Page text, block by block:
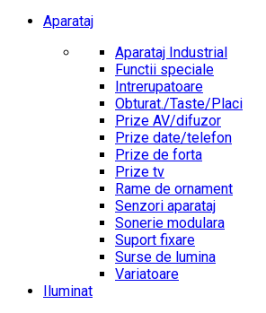
Aparataj
Aparataj Industrial
Functii speciale
Intrerupatoare
Obturat./Taste/Placi
Prize AV/difuzor
Prize date/telefon
Prize de forta
Prize tv
Rame de ornament
Senzori aparataj
Sonerie modulara
Suport fixare
Surse de lumina
Variatoare
Iluminat